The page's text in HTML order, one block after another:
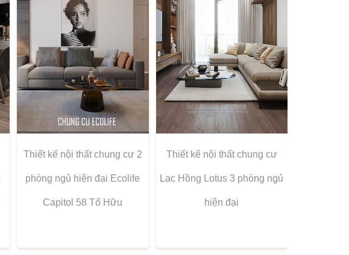
Thiết kế nội thất chung cư 2
phòng ngủ hiện đại Ecolife
Capitol 58 Tố Hữu
Thiết kế nội thất chung cư
Lạc Hồng Lotus 3 phòng ngủ
hiện đại